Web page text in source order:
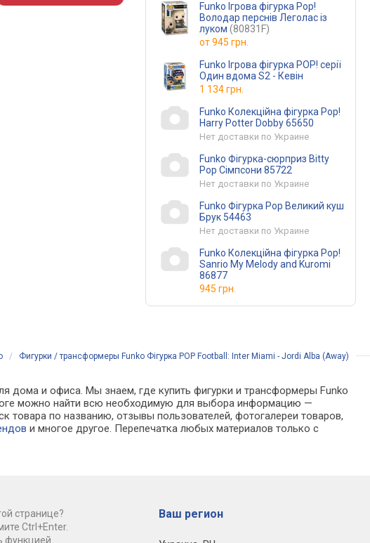
Funko Ігрова фігурка Pop!
Володар перснів Леголас із
луком (80831F)
от945 грн.
Funko Ігрова фігурка POP! серії
Один вдома S2 - Кевін
1 134 грн.
Funko Колекційна фігурка Pop!
Harry Potter Dobby 65650
Нет доставки по Украине
Funko Фігурка-сюрприз Bitty
Pop Сімпсони 85722
Нет доставки по Украине
Funko Фігурка Pop Великий куш
Брук 54463
Нет доставки по Украине
Funko Колекційна фігурка Pop!
Sanrio My Melody and Kuromi
86877
945 грн.
/ Фигурки / трансформеры Funko Фігурка POP Football: Inter Miami - Jordi Alba (Away)
дома и офиса. Мы знаем, где купить фигурки и трансформеры Funko
можно найти всю необходимую для выбора информацию —
по названию, отзывы пользователей, фотогалереи товаров,
и многое другое. Перепечатка любых материалов только с
странице?
Ctrl+Enter.
функцией
Ваш регион